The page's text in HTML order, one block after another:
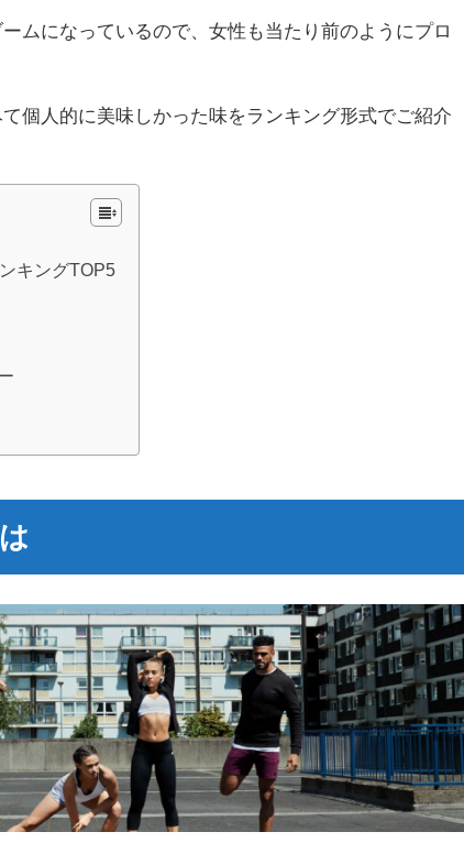
ムになっているので、女性も当たり前のようにプロ
個人的に美味しかった味をランキング形式でご紹介
キングTOP5